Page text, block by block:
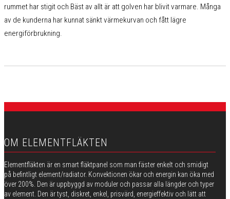
rummet har stigit och Bäst av allt är att golven har blivit varmare. Många
av de kunderna har kunnat sänkt värmekurvan och fått lägre
energiförbrukning.
OM ELEMENTFLÄKTEN
Elementfläkten är en smart fläktpanel som man fäster enkelt och smidigt
på befintligt element/radiator. Konvektionen ökar och energin kan öka med
över 200%. Den är uppbyggd av moduler och passar alla längder och typer
av element. Den är tyst, diskret, enkel, prisvärd, energieffektiv och lätt att